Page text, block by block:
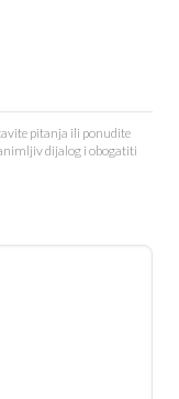
pitanja ili ponudite
dijalog i obogatiti